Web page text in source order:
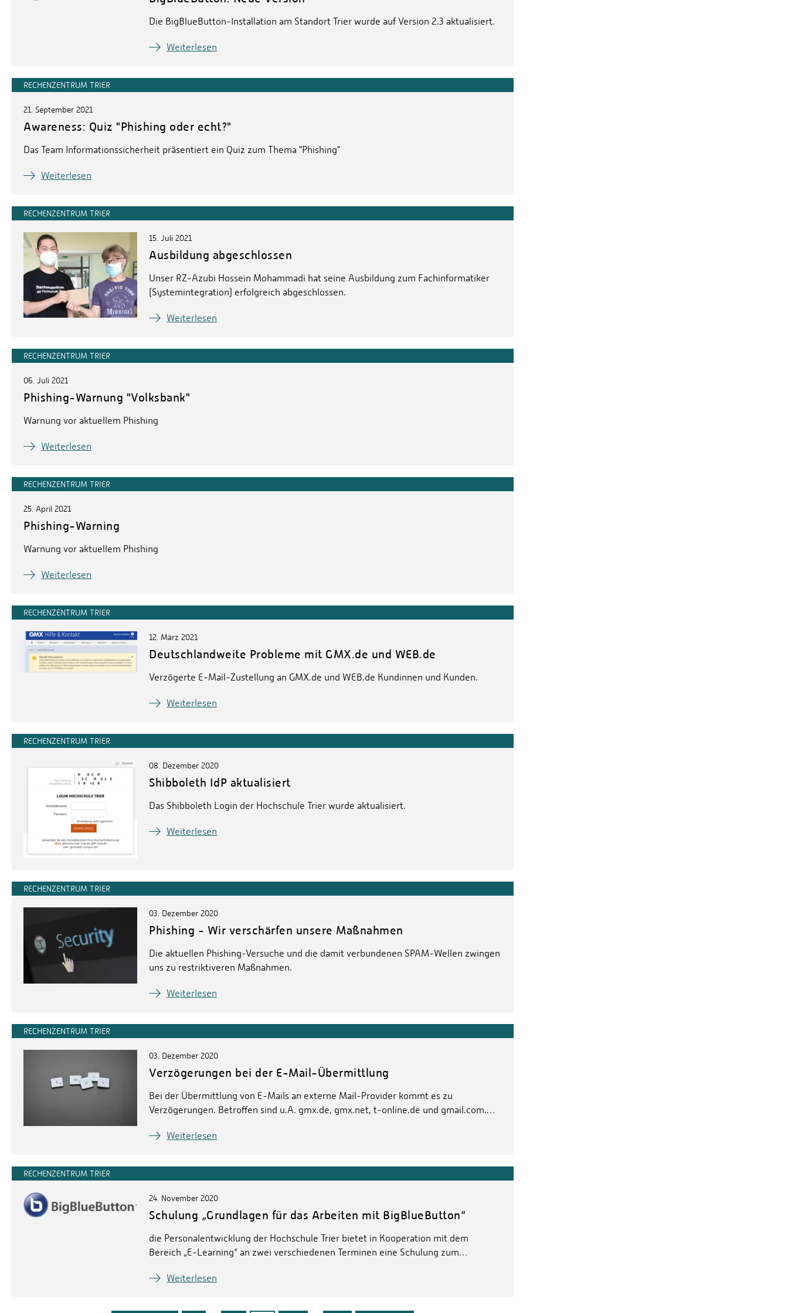
Die BigBlueButton-Installation am Standort Trier wurde auf Version 2.3 aktualisiert.
Weiterlesen
RECHENZENTRUM TRIER
21. September 2021
Awareness: Quiz "Phishing oder echt?"
Das Team Informationssicherheit präsentiert ein Quiz zum Thema "Phishing"
Weiterlesen
RECHENZENTRUM TRIER
15. Juli 2021
Ausbildung abgeschlossen
Unser RZ-Azubi Hossein Mohammadi hat seine Ausbildung zum Fachinformatiker
(Systemintegration) erfolgreich abgeschlossen.
Weiterlesen
RECHENZENTRUM TRIER
06. Juli 2021
Phishing-Warnung "Volksbank"
Warnung vor aktuellem Phishing
Weiterlesen
RECHENZENTRUM TRIER
25. April 2021
Phishing-Warning
Warnung vor aktuellem Phishing
Weiterlesen
RECHENZENTRUM TRIER
12. März 2021
Deutschlandweite Probleme mit GMX.de und WEB.de
Verzögerte E-Mail-Zustellung an GMX.de und WEB.de Kundinnen und Kunden.
Weiterlesen
RECHENZENTRUM TRIER
08. Dezember 2020
Shibboleth IdP aktualisiert
Das Shibboleth Login der Hochschule Trier wurde aktualisiert.
Weiterlesen
RECHENZENTRUM TRIER
03. Dezember 2020
Phishing - Wir verschärfen unsere Maßnahmen
Die aktuellen Phishing-Versuche und die damit verbundenen SPAM-Wellen zwingen
uns zu restriktiveren Maßnahmen.
Weiterlesen
RECHENZENTRUM TRIER
03. Dezember 2020
Verzögerungen bei der E-Mail-Übermittlung
Bei der Übermittlung von E-Mails an externe Mail-Provider kommt es zu
Verzögerungen. Betroffen sind u.A. gmx.de, gmx.net, t-online.de und gmail.com.…
Weiterlesen
RECHENZENTRUM TRIER
24. November 2020
Schulung „Grundlagen für das Arbeiten mit BigBlueButton“
die Personalentwicklung der Hochschule Trier bietet in Kooperation mit dem
Bereich „E-Learning“ an zwei verschiedenen Terminen eine Schulung zum…
Weiterlesen